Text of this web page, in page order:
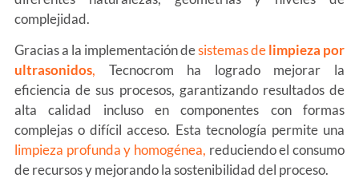
complejidad.
Gracias a la implementación desistemas delimpieza por
ultrasonidos, Tecnocrom ha logrado mejorar la
eficiencia de sus procesos, garantizando resultados de
alta calidad incluso en componentes con formas
complejas o difícil acceso. Esta tecnología permite una
limpieza profunda y homogénea, reduciendo el consumo
de recursos y mejorando la sostenibilidad del proceso.